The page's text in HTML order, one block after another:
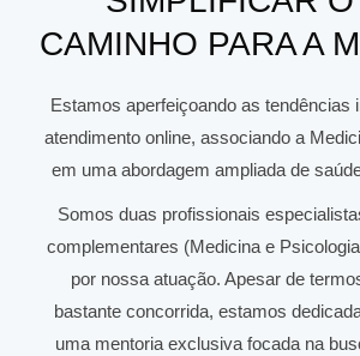
CAMINHO PARA A
Estamos aperfeiçoando as tendências
atendimento online, associando a
em uma abordagem ampliada de
Somos duas profissionais
complementares (Medicina e
por nossa atuação. Apesar de
bastante concorrida, estamos
uma mentoria exclusiva focada na